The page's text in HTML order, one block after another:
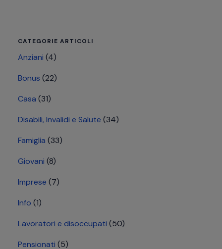
CATEGORIE ARTICOLI
Anziani (4)
Bonus (22)
Casa (31)
Disabili, Invalidi e Salute (34)
Famiglia (33)
Giovani (8)
Imprese (7)
Info (1)
Lavoratori e disoccupati (50)
Pensionati (5)